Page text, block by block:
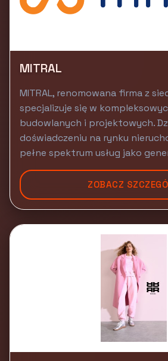
MITRAL
MITRAL, renomowana firma z
specjalizuje się w
budowlanych i projektowych.
doświadczeniu na rynku
pełne spektrum usług jako
ZOBACZ